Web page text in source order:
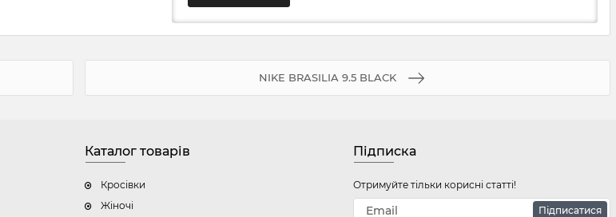
NIKE BRASILIA 9.5 BLACK
Каталог товарів
Кросівки
Жіночі
Підписка
Отримуйте тільки корисні статті!
Підписатися